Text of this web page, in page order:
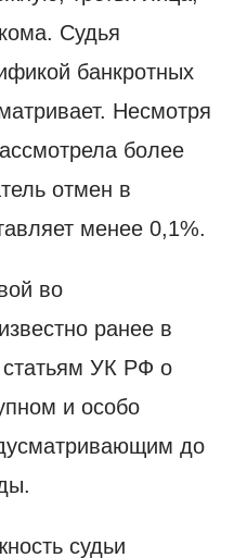
Судья
банкротных
Несмотря
более
отмен в
менее 0,1%.
во
ранее в
УК РФ о
и особо
до
судьи